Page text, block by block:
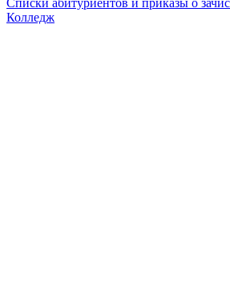
Списки абитуриентов и приказы о
Колледж